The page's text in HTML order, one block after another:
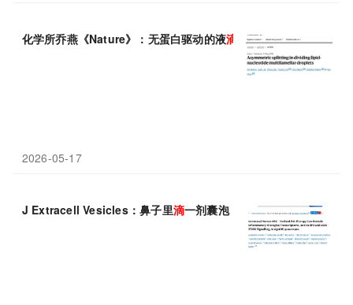
化学所乔燕《Nature》：无蛋白驱动的液滴 不对称分裂，人工细
2026-05-17
J Extracell Vesicles：鼻子里滴一剂囊泡，给大脑灭灭火